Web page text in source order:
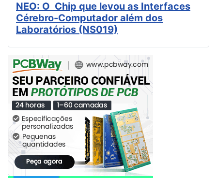
NEO: O Chip que levou as Interfaces
Cérebro-Computador além dos
Laboratórios (NS019)